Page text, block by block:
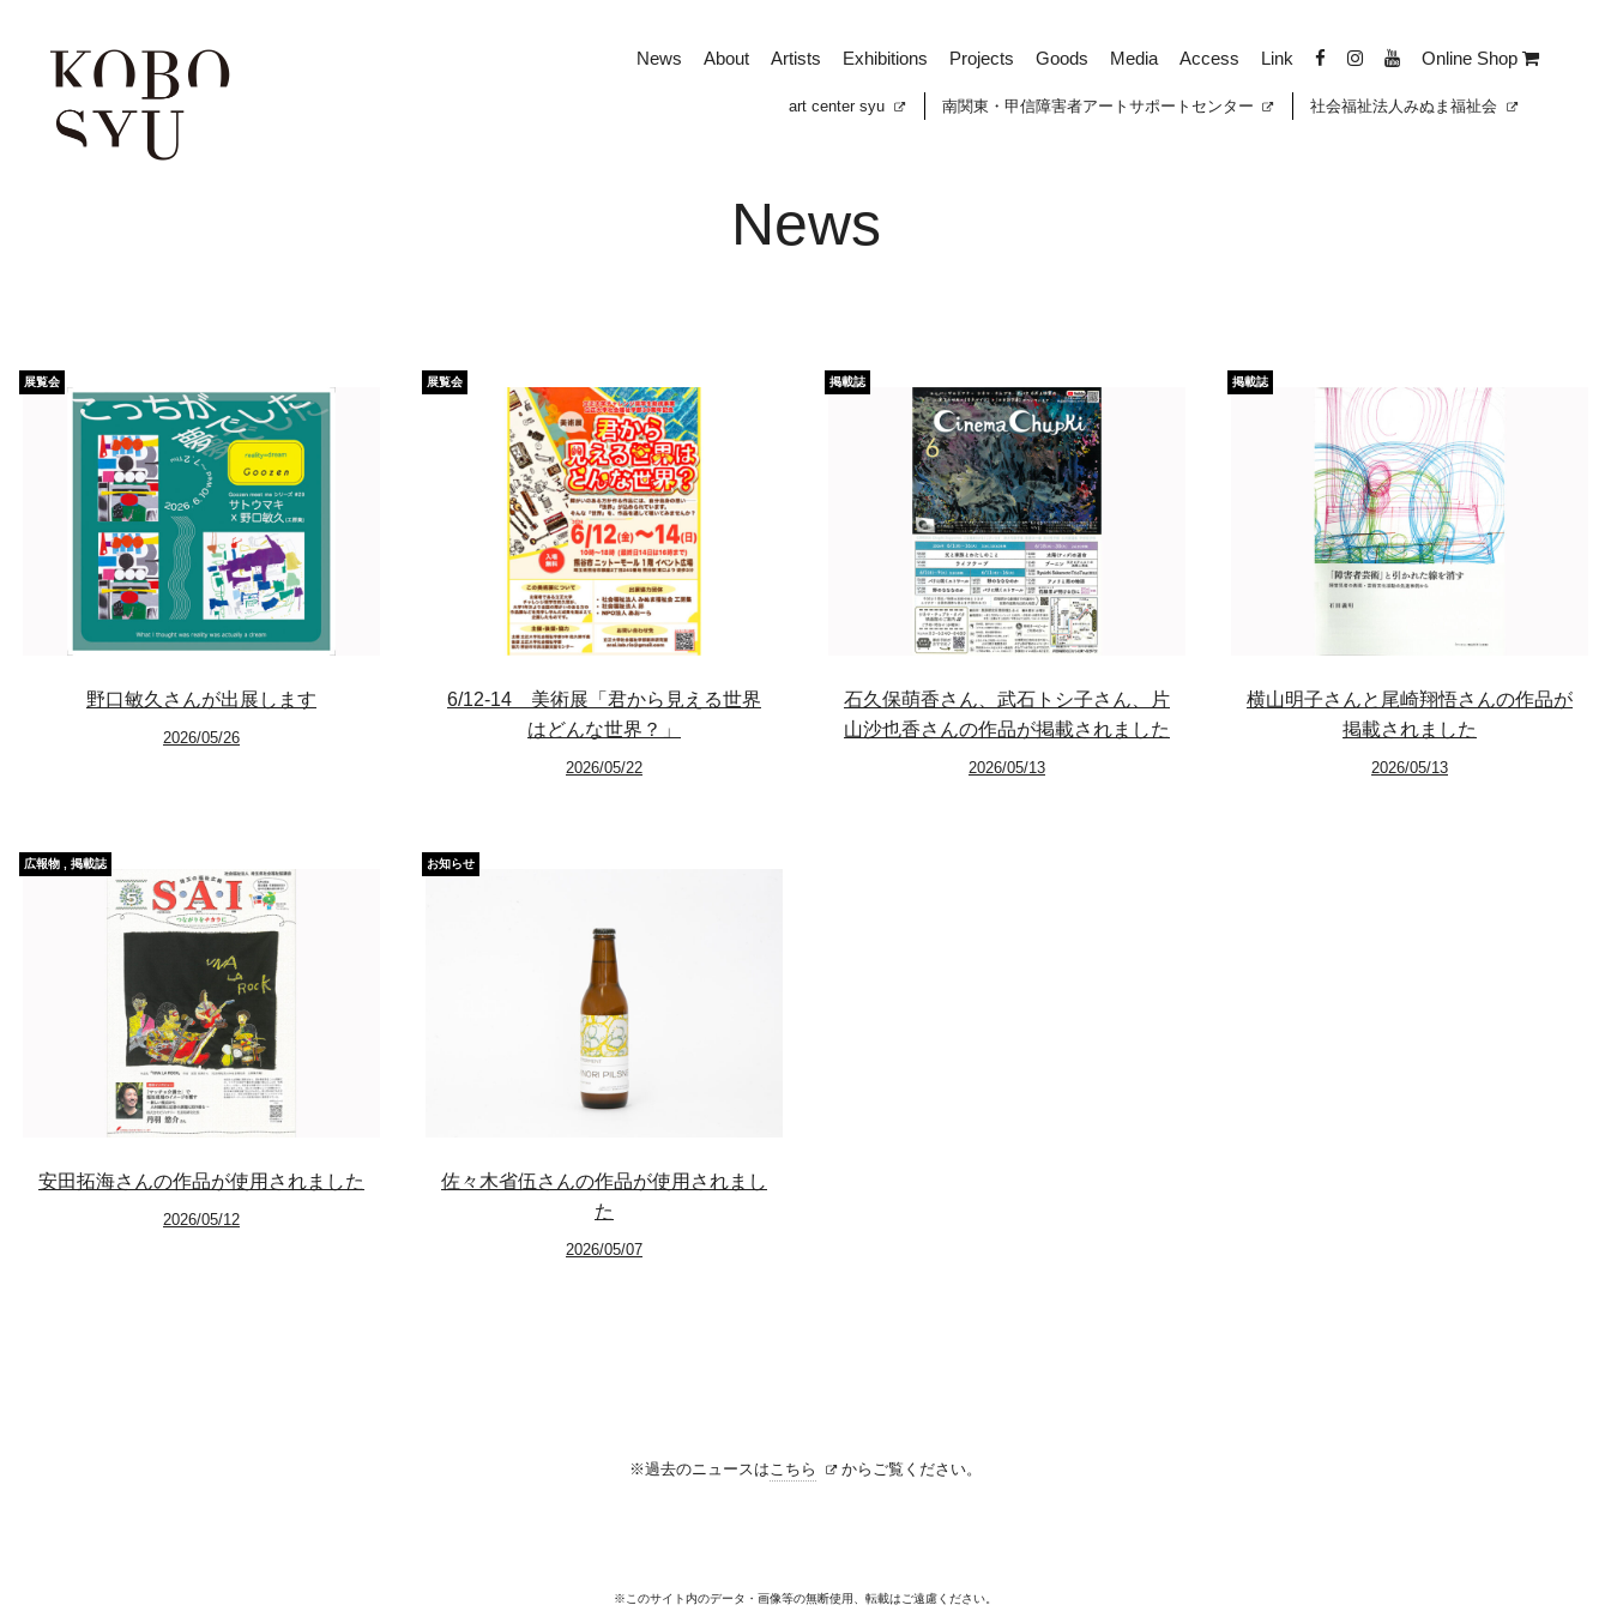
News About Artists Exhibitions Projects Goods Media Access Link Online Shop
art center syu 南関東・甲信障害者アートサポートセンター 社会福祉法人みぬま福祉会
News
展覧会
野口敏久さんが出展します
2026/05/26
展覧会
6/12-14 美術展「君から見える世界
はどんな世界？」
2026/05/22
掲載誌
石久保萌香さん、武石トシ子さん、片
山沙也香さんの作品が掲載されました
2026/05/13
掲載誌
横山明子さんと尾崎翔悟さんの作品が
掲載されました
2026/05/13
広報物 掲載誌
安田拓海さんの作品が使用されました
2026/05/12
お知らせ
佐々木省伍さんの作品が使用されまし
た
2026/05/07
※過去のニュースはこちら からご覧ください。
※このサイト内のデータ・画像等の無断使用、転載はご遠慮ください。